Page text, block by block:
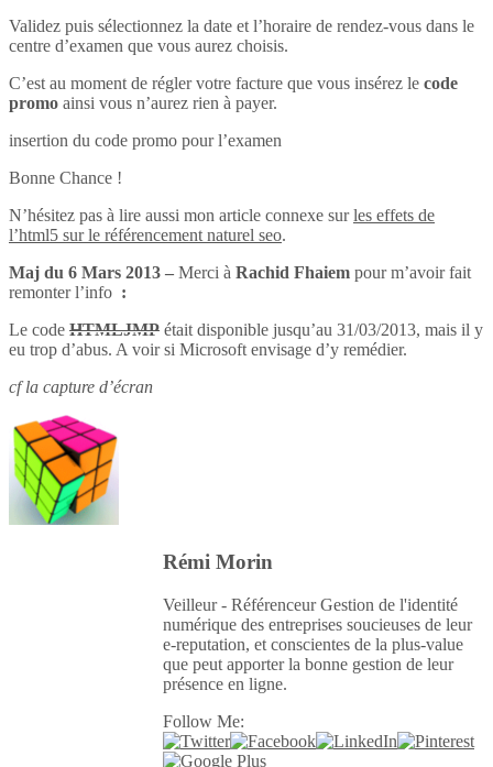
Validez puis sélectionnez la date et l’horaire de rendez-vous dans le
centre d’examen que vous aurez choisis.
C’est au moment de régler votre facture que vous insérez le code
promo ainsi vous n’aurez rien à payer.
insertion du code promo pour l’examen
Bonne Chance !
N’hésitez pas à lire aussi mon article connexe surles effets de
l’html5 sur le référencement naturel seo.
Maj du 6 Mars 2013 – Merci à Rachid Fhaiem pour m’avoir fait
remonter l’info :
Le code HTMLJMP était disponible jusqu’au 31/03/2013, mais il y
eu trop d’abus. A voir si Microsoft envisage d’y remédier.
cf la capture d’écran
Rémi Morin
Veilleur - Référenceur Gestion de l'identité
numérique des entreprises soucieuses de leur
e-reputation, et conscientes de la plus-value
que peut apporter la bonne gestion de leur
présence en ligne.
Follow Me: